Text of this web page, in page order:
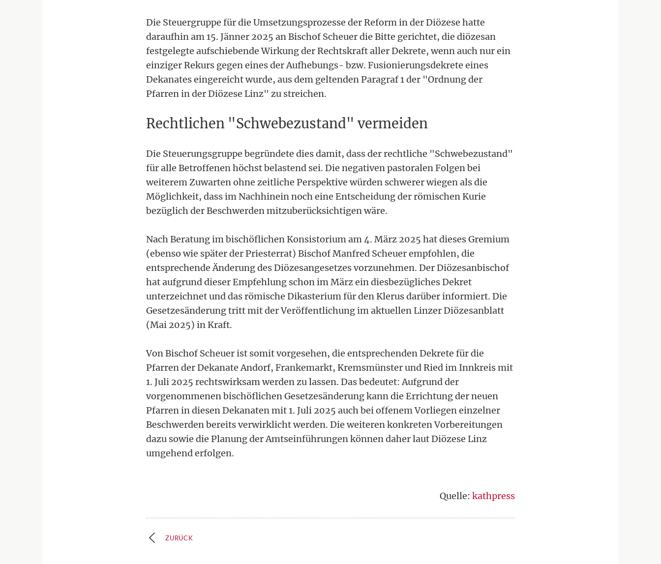
Die Steuergruppe für die Umsetzungsprozesse der Reform in der Diözese hatte
daraufhin am 15. Jänner 2025 an Bischof Scheuer die Bitte gerichtet, die diözesan
festgelegte aufschiebende Wirkung der Rechtskraft aller Dekrete, wenn auch nur ein
einziger Rekurs gegen eines der Aufhebungs- bzw. Fusionierungsdekrete eines
Dekanates eingereicht wurde, aus dem geltenden Paragraf 1 der "Ordnung der
Pfarren in der Diözese Linz" zu streichen.
Rechtlichen "Schwebezustand" vermeiden
Die Steuerungsgruppe begründete dies damit, dass der rechtliche "Schwebezustand"
für alle Betroffenen höchst belastend sei. Die negativen pastoralen Folgen bei
weiterem Zuwarten ohne zeitliche Perspektive würden schwerer wiegen als die
Möglichkeit, dass im Nachhinein noch eine Entscheidung der römischen Kurie
bezüglich der Beschwerden mitzuberücksichtigen wäre.
Nach Beratung im bischöflichen Konsistorium am 4. März 2025 hat dieses Gremium
(ebenso wie später der Priesterrat) Bischof Manfred Scheuer empfohlen, die
entsprechende Änderung des Diözesangesetzes vorzunehmen. Der Diözesanbischof
hat aufgrund dieser Empfehlung schon im März ein diesbezügliches Dekret
unterzeichnet und das römische Dikasterium für den Klerus darüber informiert. Die
Gesetzesänderung tritt mit der Veröffentlichung im aktuellen Linzer Diözesanblatt
(Mai 2025) in Kraft.
Von Bischof Scheuer ist somit vorgesehen, die entsprechenden Dekrete für die
Pfarren der Dekanate Andorf, Frankemarkt, Kremsmünster und Ried im Innkreis mit
1. Juli 2025 rechtswirksam werden zu lassen. Das bedeutet: Aufgrund der
vorgenommenen bischöflichen Gesetzesänderung kann die Errichtung der neuen
Pfarren in diesen Dekanaten mit 1. Juli 2025 auch bei offenem Vorliegen einzelner
Beschwerden bereits verwirklicht werden. Die weiteren konkreten Vorbereitungen
dazu sowie die Planung der Amtseinführungen können daher laut Diözese Linz
umgehend erfolgen.
Quelle: kathpress
ZURÜCK